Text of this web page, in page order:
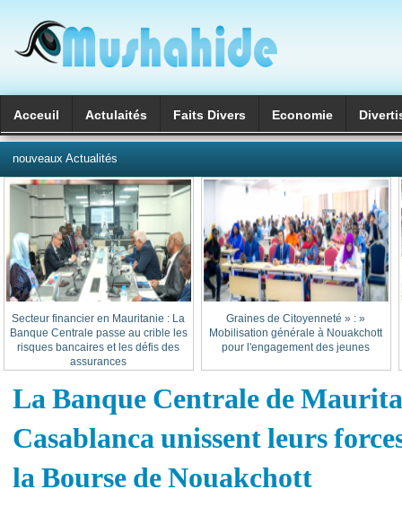
Acceuil Actulaités Faits Divers Economie
nouveaux Actualités
« Graines de Citoyenneté » :
Mobilisation générale à Nouakchott
pour l'engagement des jeunes
Secteur financier en Mauritanie : La
Banque Centrale passe au crible les
risques bancaires et les défis des
assurances
La Banque Centrale de
Casablanca unissent leurs
la Bourse de Nouakchott